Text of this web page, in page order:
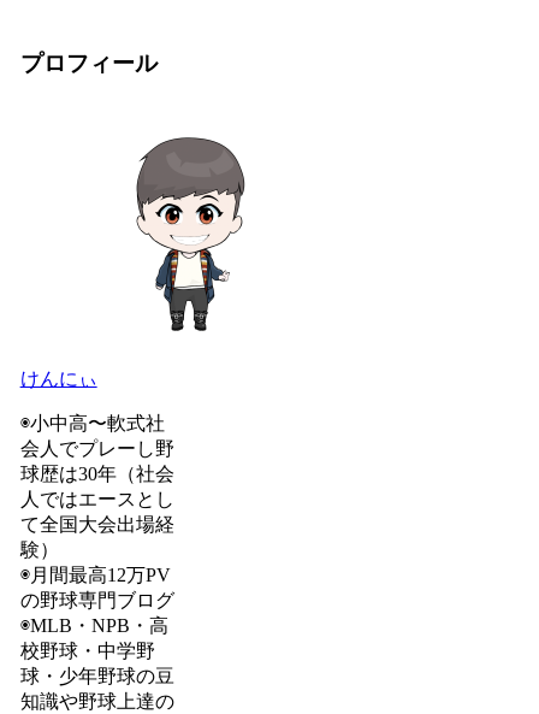
プロフィール
けんにぃ
◉小中高〜軟式社
会人でプレーし野
球歴は30年（社会
人ではエースとし
て全国大会出場経
験）
◉月間最高12万PV
の野球専門ブログ
◉MLB・NPB・高
校野球・中学野
球・少年野球の豆
知識や野球上達の